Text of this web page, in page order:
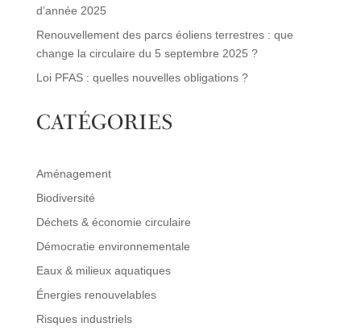
d’année 2025
Renouvellement des parcs éoliens terrestres : que
change la circulaire du 5 septembre 2025 ?
Loi PFAS : quelles nouvelles obligations ?
CATÉGORIES
Aménagement
Biodiversité
Déchets & économie circulaire
Démocratie environnementale
Eaux & milieux aquatiques
Énergies renouvelables
Risques industriels